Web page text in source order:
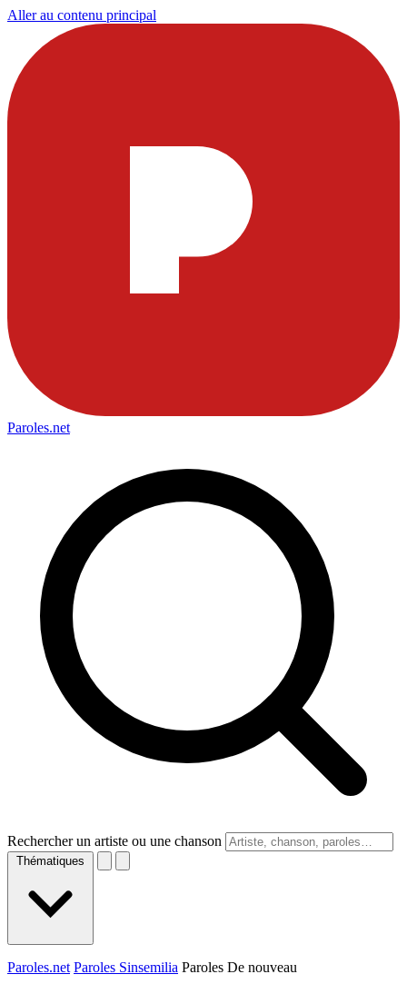
Aller au contenu principal
Paroles.net
Rechercher un artiste ou une chanson
Thématiques
Paroles.net Paroles Sinsemilia Paroles De nouveau